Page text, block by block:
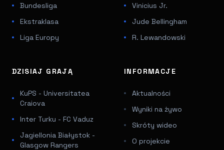
Bundesliga
Ekstraklasa
Liga Europy
Vinicius Jr.
Jude Bellingham
R. Lewandowski
DZISIAJ GRAJĄ
KuPS - Universitatea
Craiova
Inter Turku - FC Vaduz
Jagiellonia Białystok -
Glasgow Rangers
INFORMACJE
Aktualności
Wyniki na żywo
Skróty wideo
O projekcie